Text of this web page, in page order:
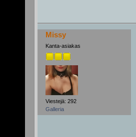
Missy
Kanta-asiakas
Viestejä: 292
Galleria